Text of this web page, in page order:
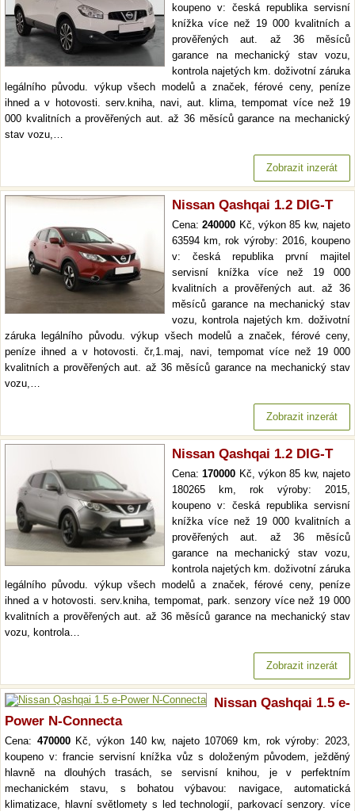
koupeno v: česká republika servisní
knížka více než 19 000 kvalitních a
prověřených aut. až 36 měsíců
garance na mechanický stav vozu,
kontrola najetých km. doživotní záruka
legálního původu. výkup všech modelů a značek, férové ceny, peníze
ihned a v hotovosti. serv.kniha, navi, aut. klima, tempomat více než 19
000 kvalitních a prověřených aut. až 36 měsíců garance na mechanický
stav vozu,…
Zobrazit inzerát
Nissan Qashqai 1.2 DIG-T
Cena:240000 Kč, výkon 85 kw, najeto
63594 km, rok výroby: 2016, koupeno
v: česká republika první majitel
servisní knížka více než 19 000
kvalitních a prověřených aut. až 36
měsíců garance na mechanický stav
vozu, kontrola najetých km. doživotní
záruka legálního původu. výkup všech modelů a značek, férové ceny,
peníze ihned a v hotovosti. čr,1.maj, navi, tempomat více než 19 000
kvalitních a prověřených aut. až 36 měsíců garance na mechanický stav
vozu,…
Zobrazit inzerát
Nissan Qashqai 1.2 DIG-T
Cena:170000 Kč, výkon 85 kw, najeto
180265 km, rok výroby: 2015,
koupeno v: česká republika servisní
knížka více než 19 000 kvalitních a
prověřených aut. až 36 měsíců
garance na mechanický stav vozu,
kontrola najetých km. doživotní záruka
legálního původu. výkup všech modelů a značek, férové ceny, peníze
ihned a v hotovosti. serv.kniha, tempomat, park. senzory více než 19 000
kvalitních a prověřených aut. až 36 měsíců garance na mechanický stav
vozu, kontrola…
Zobrazit inzerát
Nissan Qashqai 1.5 e-
Power N-Connecta
Cena: 470000Kč, výkon 140 kw, najeto 107069 km, rok výroby: 2023,
koupeno v: francie servisní knížka vůz s doloženým původem, ježděný
hlavně na dlouhých trasách, se servisní knihou, je v perfektním
mechanickém stavu, s bohatou výbavou: navigace, automatická
klimatizace, hlavní světlomety s led technologií, parkovací senzory. více